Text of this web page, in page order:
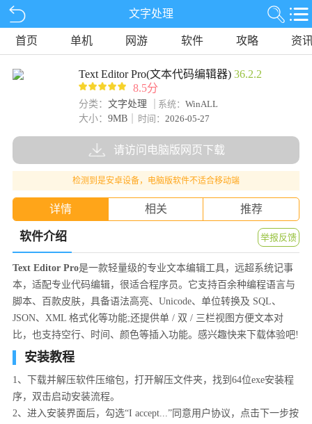
文字处理
首页 单机 网游 软件 攻略 资
Text Editor Pro(文本代码编辑器) 36.2.2
8.5分
分类： 文字处理 系统： WinALL
大小： 9MB 时间： 2026-05-27
请访问电脑版网页下载
检测到是安卓设备，电脑版软件不适合移动端
详情 相关 推荐
软件介绍 举报反馈
Text Editor Pro是一款轻量级的专业文本编辑工具，远超系统记事
本，适配专业代码编辑，很适合程序员。它支持百余种编程语言与
脚本、百款皮肤，具备语法高亮、Unicode、单位转换及 SQL、
JSON、XML 格式化等功能;还提供单 / 双 / 三栏视图方便文本对
比，也支持空行、时间、颜色等插入功能。感兴趣快来下载体验吧!
安装教程
1、下载并解压软件压缩包，打开解压文件夹，找到64位exe安装程
序，双击启动安装流程。
2、进入安装界面后，勾选“I accept...”同意用户协议，点击下一步按